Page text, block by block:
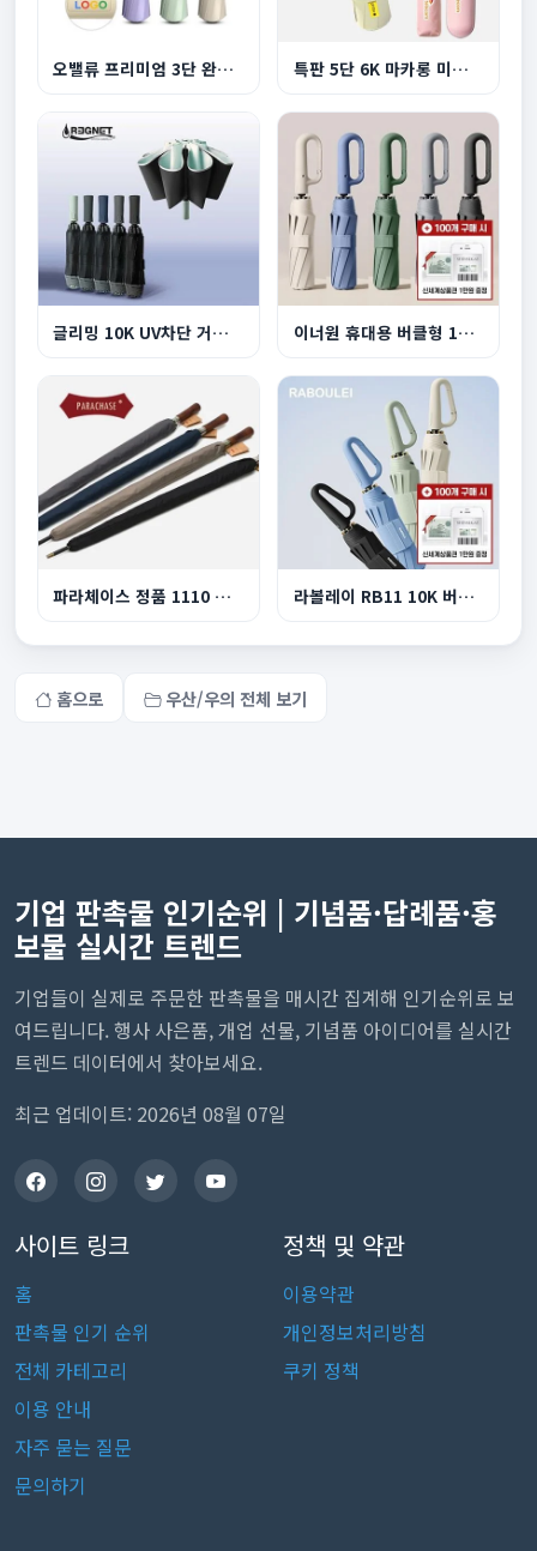
오밸류 프리미엄 3단 완전자동 양우산 특판 5단 6K 마카롱 미니 UV 양우산
글리밍 10K UV차단 거꾸로 3단 완자동 양우산 이너원 휴대용 버클형 10K 3단 자동 양우산
파라체이스 정품 1110 프리미엄 이중캐노피 자동장... 라볼레이 RB11 10K 버클형 3단 자동 양우산
홈으로 우산/우의 전체 보기
기업 판촉물 인기순위 | 기념품·답례품·홍
보물 실시간 트렌드
기업들이 실제로 주문한 판촉물을 매시간 집계해 인기순위로 보
여드립니다. 행사 사은품, 개업 선물, 기념품 아이디어를 실시간
트렌드 데이터에서 찾아보세요.
최근 업데이트: 2026년 08월 07일
사이트 링크
홈
판촉물 인기 순위
전체 카테고리
이용 안내
자주 묻는 질문
문의하기
정책 및 약관
이용약관
개인정보처리방침
쿠키 정책